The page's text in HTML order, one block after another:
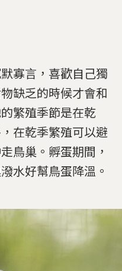
寡言，喜歡自己獨
缺乏的時候才會和
繁殖季節是在乾
在乾季繁殖可以避
鳥巢。孵蛋期間，
水好幫鳥蛋降溫。